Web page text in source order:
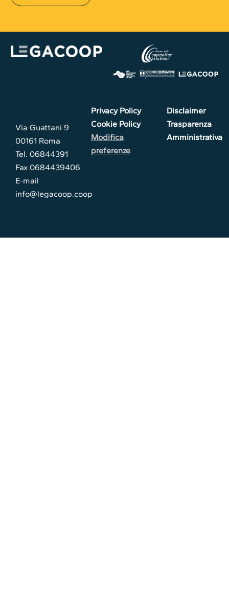
Via Guattani 9
00161 Roma
Tel. 06844391
Fax 0684439406
E-mail
info@legacoop.coop
Privacy Policy
Cookie Policy
Modifica
preferenze
Disclaimer
Trasparenza
Amministrativa